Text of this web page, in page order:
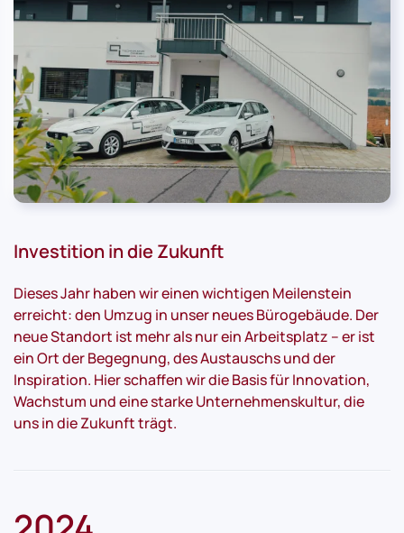
Investition in die Zukunft
Dieses Jahr haben wir einen wichtigen Meilenstein
erreicht: den Umzug in unser neues Bürogebäude. Der
neue Standort ist mehr als nur ein Arbeitsplatz – er ist
ein Ort der Begegnung, des Austauschs und der
Inspiration. Hier schaffen wir die Basis für Innovation,
Wachstum und eine starke Unternehmenskultur, die
uns in die Zukunft trägt.